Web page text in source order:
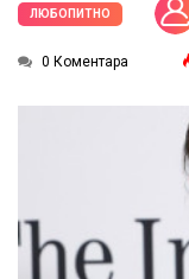
ЛЮБОПИТНО
0 Коментара